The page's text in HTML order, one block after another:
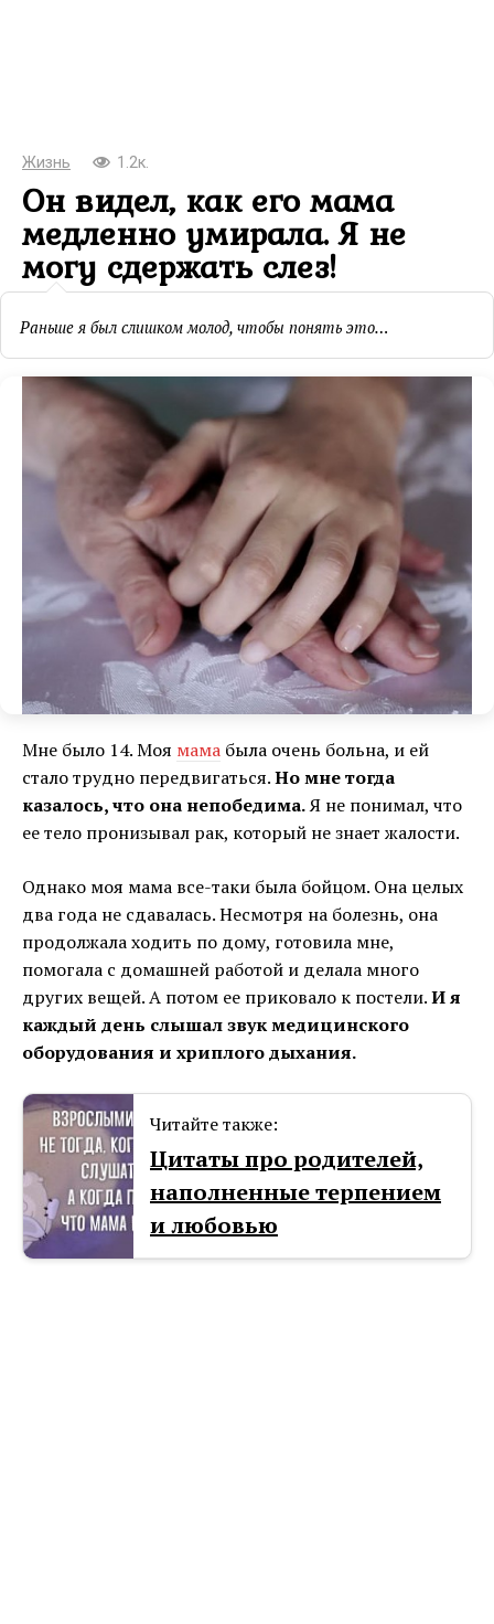
Жизнь 1.2к.
Он видел, как его мама
медленно умирала. Я не
могу сдержать слез!
Раньше я был слишком молод, чтобы понять это…
Мне было 14. Моя мама была очень больна, и ей
стало трудно передвигаться.Но мне тогда
казалось, что она непобедима.Я не понимал, что
ее тело пронизывал рак, который не знает жалости.
Однако моя мама все-таки была бойцом. Она целых
два года не сдавалась. Несмотря на болезнь, она
продолжала ходить по дому, готовила мне,
помогала с домашней работой и делала много
других вещей. А потом ее приковало к постели.И я
каждый день слышал звук медицинского
оборудования и хриплого дыхания.
Читайте также:
Цитаты про родителей,
наполненные терпением
и любовью